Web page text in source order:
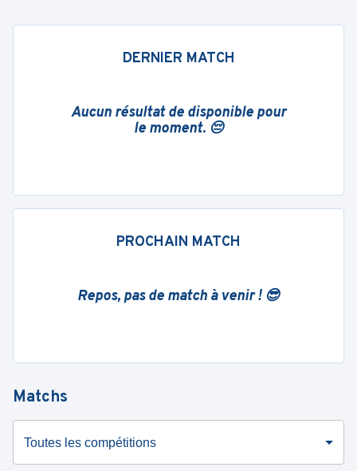
DERNIER MATCH
Aucun résultat de disponible pour
le moment. 😔
PROCHAIN MATCH
Repos, pas de match à venir ! 😎
Matchs
Toutes les compétitions